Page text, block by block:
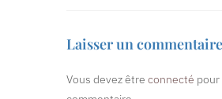
Laisser un commentaire
Vous devez être connecté